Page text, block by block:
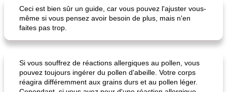
Ceci est bien sûr un guide, car vous pouvez l'ajuster vous-
même si vous pensez avoir besoin de plus, mais n'en
faites pas trop.
Si vous souffrez de réactions allergiques au pollen, vous
pouvez toujours ingérer du pollen d'abeille. Votre corps
réagira différemment aux grains durs et au pollen léger.